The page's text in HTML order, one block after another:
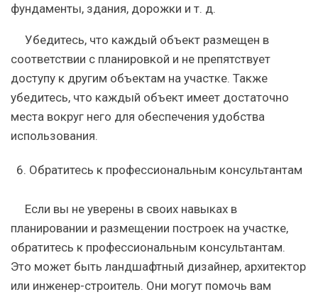
фундаменты, здания, дорожки и т. д.
Убедитесь, что каждый объект размещен в
соответствии с планировкой и не препятствует
доступу к другим объектам на участке. Также
убедитесь, что каждый объект имеет достаточно
места вокруг него для обеспечения удобства
использования.
Обратитесь к профессиональным консультантам
Если вы не уверены в своих навыках в
планировании и размещении построек на участке,
обратитесь к профессиональным консультантам.
Это может быть ландшафтный дизайнер, архитектор
или инженер-строитель. Они могут помочь вам